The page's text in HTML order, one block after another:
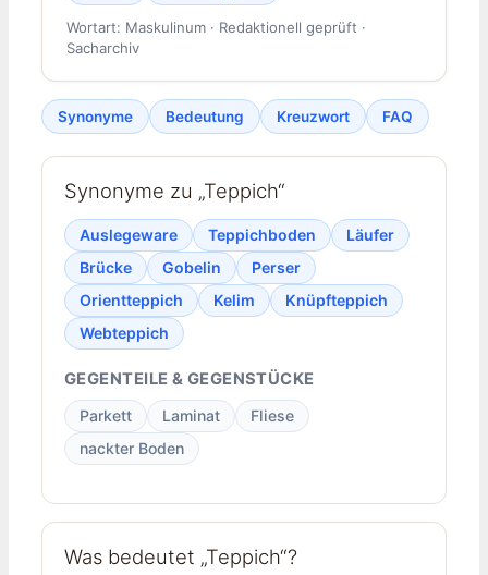
Wortart: Maskulinum · Redaktionell geprüft ·
Sacharchiv
Synonyme Bedeutung Kreuzwort FAQ
Synonyme zu „Teppich“
Auslegeware Teppichboden
Läufer
Brücke
Gobelin
Perser
Orientteppich
Kelim
Knüpfteppich
Webteppich
GEGENTEILE & GEGENSTÜCKE
Parkett Laminat
Fliese
nackter Boden
Was bedeutet „Teppich“?